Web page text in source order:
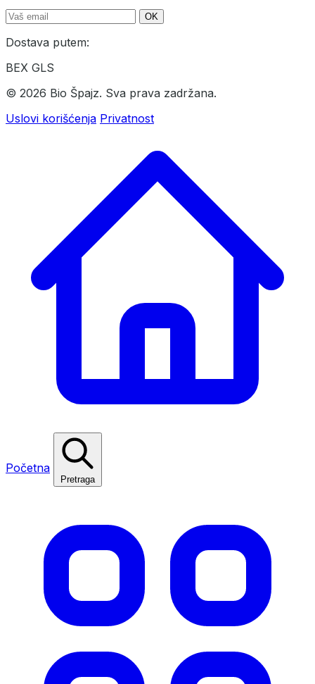
OK
Dostava putem:
BEX GLS
© 2026 Bio Špajz. Sva prava zadržana.
Uslovi korišćenja Privatnost
Početna
Pretraga